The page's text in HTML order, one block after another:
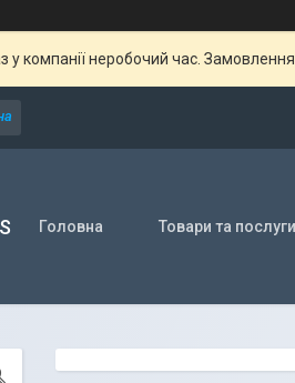
у компанії неробочий час.
Головна Товари та послуги